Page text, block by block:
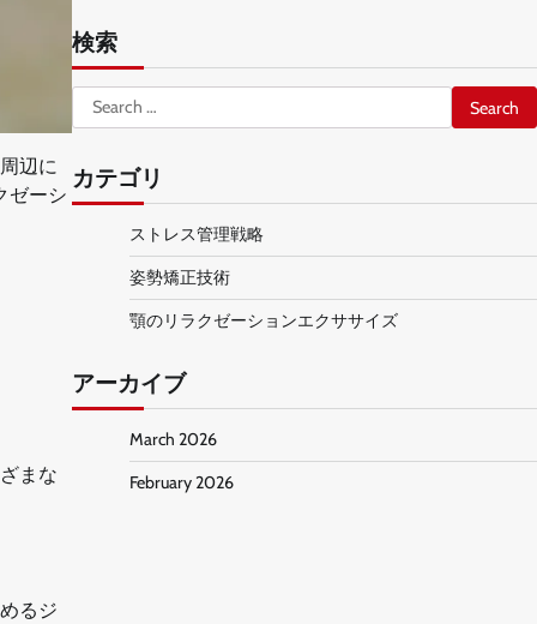
辺に
ゼーシ
まな
るジ
検索
Search
for:
カテゴリ
ストレス管理戦略
姿勢矯正技術
顎のリラクゼーションエクササイズ
アーカイブ
March 2026
February 2026